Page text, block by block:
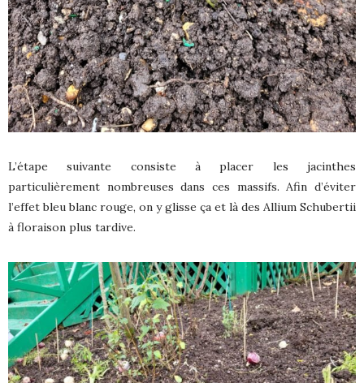
L’étape suivante consiste à placer les jacinthes
particulièrement nombreuses dans ces massifs. Afin d’éviter
l’effet bleu blanc rouge, on y glisse ça et là des Allium Schubertii
à floraison plus tardive.